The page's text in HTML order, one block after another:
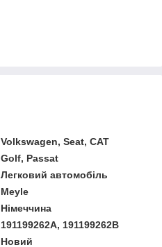
Volkswagen, Seat, CAT
Golf, Passat
Легковий автомобіль
Meyle
Німеччина
191199262A, 191199262B
Новий